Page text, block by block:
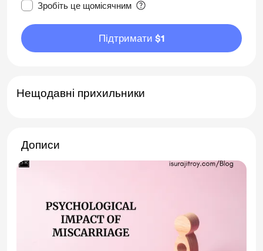
Зробіть це щомісячним
Підтримати $1
Нещодавні прихильники
Дописи